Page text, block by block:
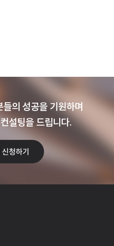
의 성공을 기원하며
설팅을 드립니다.
청하기